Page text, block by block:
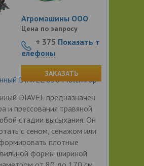
DIAVEL 630 MultiWrap
DIAVEL предназначен
и прессования травяной
стадии высыхания. Он
с сеном, сенажом или
плотные
формы шириной
Агромашины ООО
Цена по запросу
+ 375 Показать т
елефоны
ЗАКАЗАТЬ